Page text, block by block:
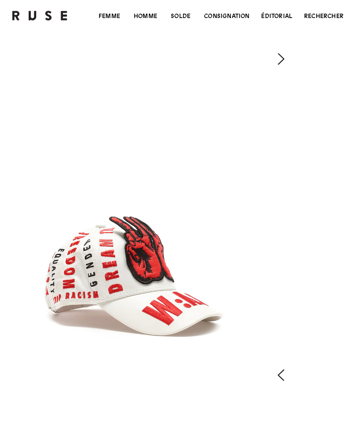
FEMME HOMME SOLDE CONSIGNATION ÉDITORIAL RECHERCHER